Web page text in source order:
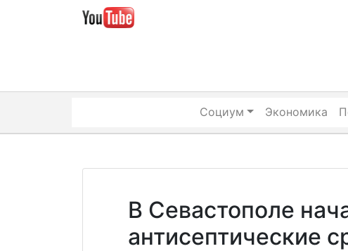
Социум Экономика
В Севастополе
антисептические